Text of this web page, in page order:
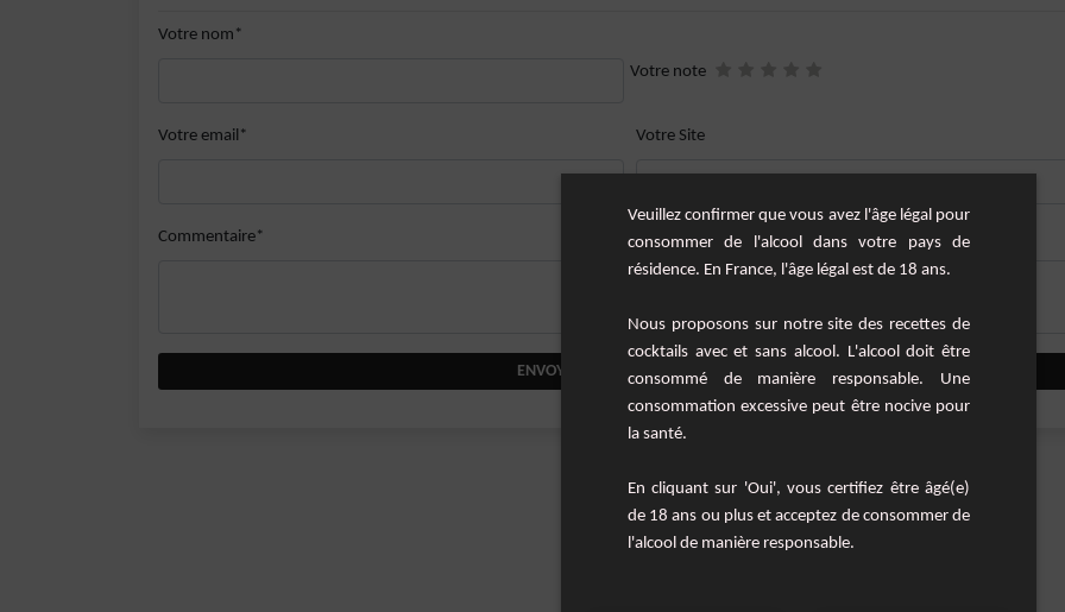
Votre nom*
Votre note
Votre email* Votre Site
Commentaire*
ENVOYER VOTRE COMMENTAIRE
Veuillez confirmer que vous avez l'âge légal pour
consommer de l'alcool dans votre pays de
résidence. En France, l'âge légal est de 18 ans.
Nous proposons sur notre site des recettes de
cocktails avec et sans alcool. L'alcool doit être
consommé de manière responsable. Une
consommation excessive peut être nocive pour
la santé.
En cliquant sur 'Oui', vous certifiez être âgé(e)
de 18 ans ou plus et acceptez de consommer de
l'alcool de manière responsable.